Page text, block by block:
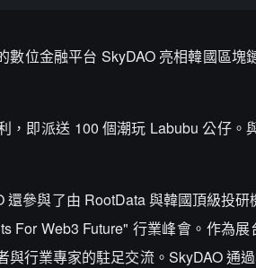
位金融平台 SkyDAO 亮相韓國區塊
，即派送 100 個潮玩 Labubu 公仔
還參與了由 RootData 與韓國頂級投
For Web3 Future" 行業峰會。作為
與行業專家的駐足交流。SkyDAO 通